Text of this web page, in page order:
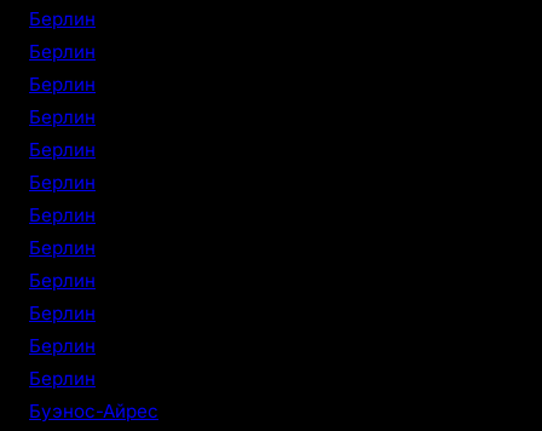
Берлин
Берлин
Берлин
Берлин
Берлин
Берлин
Берлин
Берлин
Берлин
Берлин
Берлин
Берлин
Буэнос-Айрес